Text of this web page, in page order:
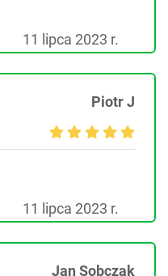
11 lipca 2023 r.
Piotr J
11 lipca 2023 r.
Jan Sobczak